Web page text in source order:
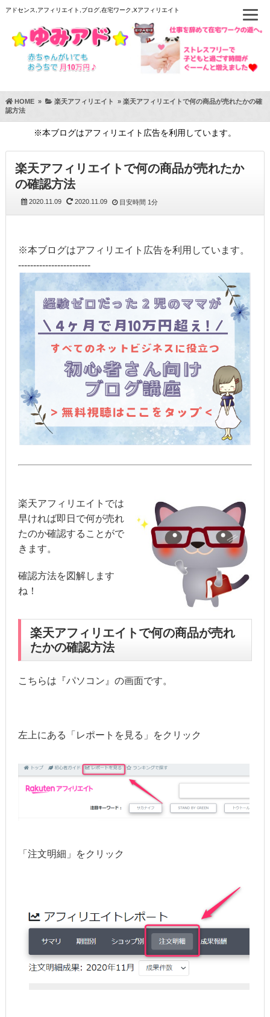
アドセンス,アフィリエイト,ブログ,在宅ワーク,Xアフィリエイト
HOME» 楽天アフィリエイト » 楽天アフィリエイトで何の商品が売れたかの確
認方法
※本ブログはアフィリエイト広告を利用しています。
楽天アフィリエイトで何の商品が売れたか
の確認方法
2020.11.09 2020.11.09 目安時間 1分
※本ブログはアフィリエイト広告を利用しています。
------------------------
楽天アフィリエイトでは
早ければ即日で何が売れ
たのか確認することがで
きます。
確認方法を図解します
ね！
楽天アフィリエイトで何の商品が売れ
たかの確認方法
こちらは『パソコン』の画面です。
左上にある「レポートを見る」をクリック
「注文明細」をクリック